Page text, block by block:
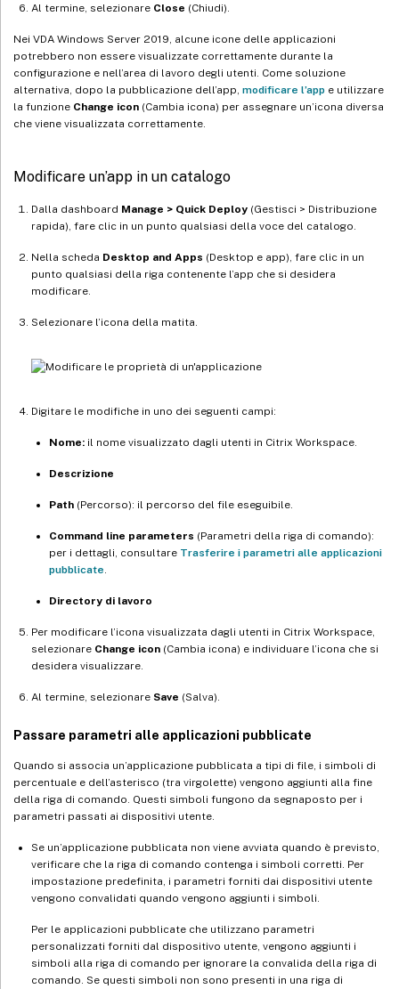
Al termine, selezionare Close (Chiudi).
Nei VDA Windows Server 2019, alcune icone delle applicazioni
potrebbero non essere visualizzate correttamente durante la
configurazione e nell’area di lavoro degli utenti. Come soluzione
alternativa, dopo la pubblicazione dell’app, modificare l’app e utilizzare
la funzione Change icon (Cambia icona) per assegnare un’icona diversa
che viene visualizzata correttamente.
Modificare un’app in un catalogo
Dalla dashboard Manage > Quick Deploy (Gestisci > Distribuzione
rapida), fare clic in un punto qualsiasi della voce del catalogo.
Nella scheda Desktop and Apps (Desktop e app), fare clic in un
punto qualsiasi della riga contenente l’app che si desidera
modificare.
Selezionare l’icona della matita.
Digitare le modifiche in uno dei seguenti campi:
Nome: il nome visualizzato dagli utenti in Citrix Workspace.
Descrizione
Path (Percorso): il percorso del file eseguibile.
Command line parameters (Parametri della riga di comando):
per i dettagli, consultare Trasferire i parametri alle applicazioni
pubblicate
Directory di lavoro
Per modificare l’icona visualizzata dagli utenti in Citrix Workspace,
selezionare Change icon (Cambia icona) e individuare l’icona che si
desidera visualizzare.
Al termine, selezionare Save (Salva).
Passare parametri alle applicazioni pubblicate
Quando si associa un’applicazione pubblicata a tipi di file, i simboli di
percentuale e dell’asterisco (tra virgolette) vengono aggiunti alla fine
della riga di comando. Questi simboli fungono da segnaposto per i
parametri passati ai dispositivi utente.
Se un’applicazione pubblicata non viene avviata quando è previsto,
verificare che la riga di comando contenga i simboli corretti. Per
impostazione predefinita, i parametri forniti dai dispositivi utente
vengono convalidati quando vengono aggiunti i simboli.
Per le applicazioni pubblicate che utilizzano parametri
personalizzati forniti dal dispositivo utente, vengono aggiunti i
simboli alla riga di comando per ignorare la convalida della riga di
comando. Se questi simboli non sono presenti in una riga di